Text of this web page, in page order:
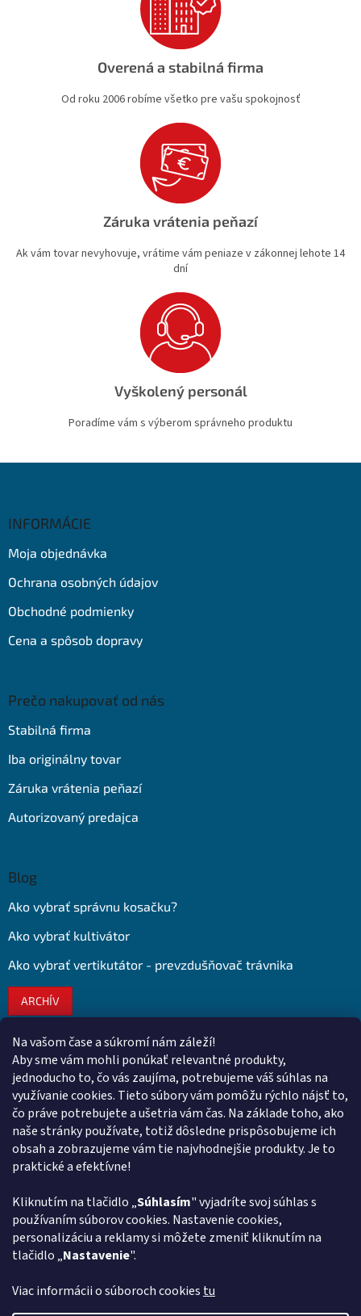
Na vašom čase a súkromí nám záleží!
Aby sme vám mohli ponúkať relevantné produkty,
jednoducho to, čo vás zaujíma, potrebujeme váš súhlas na
využívanie cookies. Tieto súbory vám pomôžu rýchlo nájsť to,
čo práve potrebujete a ušetria vám čas. Na základe toho, ako
naše stránky používate, totiž dôsledne prispôsobujeme ich
obsah a zobrazujeme vám tie najvhodnejšie produkty. Je to
praktické a efektívne!
Kliknutím na tlačidlo „Súhlasím" vyjadríte svoj súhlas s
používaním súborov cookies. Nastavenie cookies,
personalizáciu a reklamy si môžete zmeniť kliknutím na
tlačidlo „Nastavenie".
Viac informácii o súboroch cookies tu
s
u
Overená a stabilná firma
Od roku 2006 robíme všetko pre vašu spokojnosť
Záruka vrátenia peňazí
Ak vám tovar nevyhovuje, vrátime vám peniaze v zákonnej lehote 14
dní
Vyškolený personál
Poradíme vám s výberom správneho produktu
INFORMÁCIE
Moja objednávka
Ochrana osobných údajov
Obchodné podmienky
Cena a spôsob dopravy
Prečo nakupovať od nás
Stabilná firma
Iba originálny tovar
Záruka vrátenia peňazí
Autorizovaný predajca
Blog
Ako vybrať správnu kosačku?
Ako vybrať kultivátor
Ako vybrať vertikutátor - prevzdušňovač trávnika
ARCHÍV
Kontakt
obchod@ euroshopy.sk
0911 931 019
0911 931 019
Facebook Euroshopy
Prijímame online platby